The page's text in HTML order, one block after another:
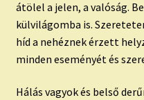
átölel a jelen, a valóság.
külvilágomba is.
híd a nehéznek érzett
minden eseményét és
Hálás vagyok és belső